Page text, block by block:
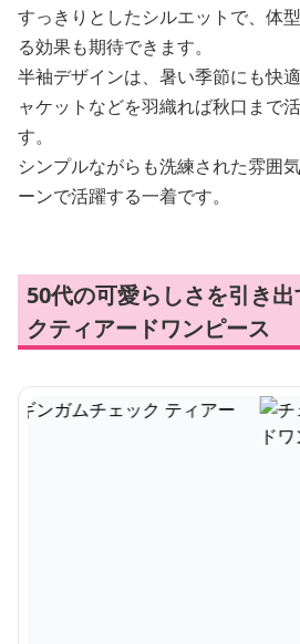
すっきりとしたシルエットで、体
る効果も期待できます。
半袖デザインは、暑い季節にも快
ャケットなどを羽織れば秋口まで
す。
シンプルながらも洗練された雰囲
ーンで活躍する一着です。
50代の可愛らしさを引き
クティアードワンピース